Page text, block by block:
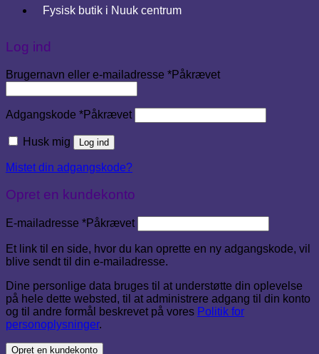
Fysisk butik i Nuuk centrum
Log ind
Brugernavn eller e-mailadresse *Påkrævet
Adgangskode *Påkrævet
Husk mig Log ind
Mistet din adgangskode?
Opret en kundekonto
E-mailadresse *Påkrævet
Et link til en side, hvor du kan oprette en ny adgangskode, vil
blive sendt til din e-mailadresse.
Dine personlige data bruges til at understøtte din oplevelse
på hele dette websted, til at administrere adgang til din konto
og til andre formål beskrevet på vores Politik for
personoplysninger.
Opret en kundekonto